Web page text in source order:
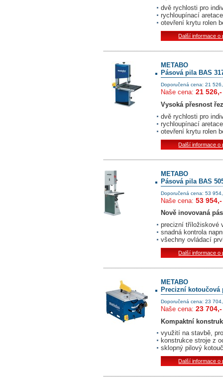
dvě rychlosti pro
rychloupínací
otevření krytu rolen
Další informace o
METABO
Pásová pila BAS
Doporučená cena: 21
Naše cena: 21
Vysoká přesnost
dvě rychlosti pro
rychloupínací
otevření krytu rolen
Další informace o
METABO
Pásová pila BAS
Doporučená cena: 53
Naše cena: 53
Nově inovovaná
precizní tříložiskové
snadná kontrola
všechny ovládací
Další informace o
METABO
Precizní kotoučová
Doporučená cena: 23
Naše cena: 23
Kompaktní
využití na stavbě,
konstrukce stroje z
sklopný pilový kotouč
Další informace o